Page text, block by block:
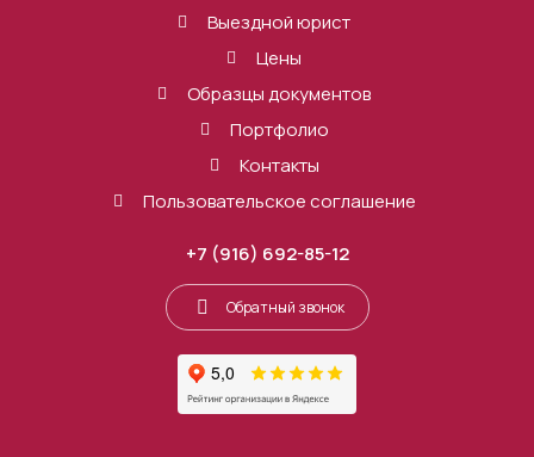
Выездной юрист
Цены
Образцы документов
Портфолио
Контакты
Пользовательское соглашение
+7 (916) 692-85-12
Обратный звонок